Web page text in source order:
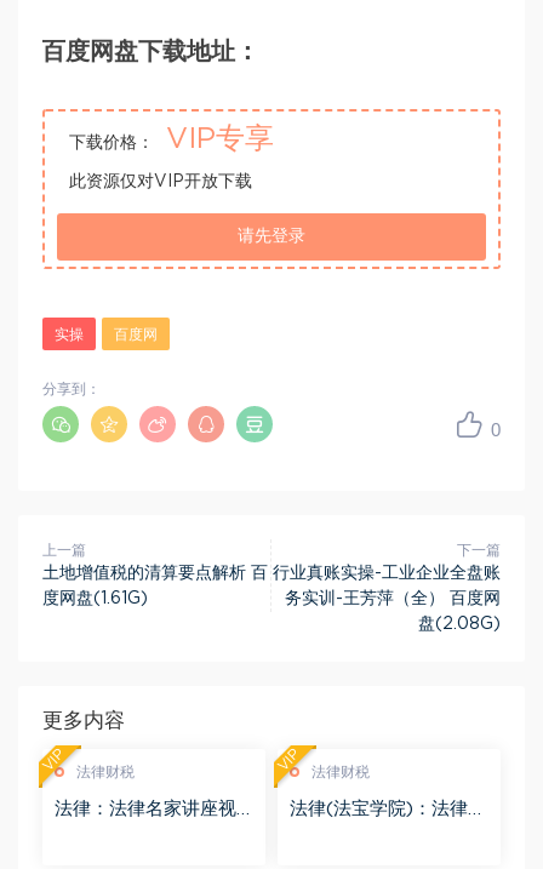
百度网盘下载地址：
下载价格： VIP专享
此资源仅对VIP开放下载
请先登录
实操 百度网
0
分享到：
上一篇
土地增值税的清算要点解析 百
度网盘(1.61G)
下一篇
行业真账实操-工业企业全盘账
务实训-王芳萍（全） 百度网
盘(2.08G)
更多内容
法律财税
法律：法律名家讲座视
VIP 法律财税
法律(法宝学院)：法律信
VIP